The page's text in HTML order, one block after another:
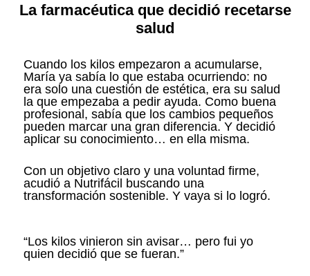
La farmacéutica que decidió recetarse
salud
Cuando los kilos empezaron a acumularse,
María ya sabía lo que estaba ocurriendo: no
era solo una cuestión de estética, era su salud
la que empezaba a pedir ayuda. Como buena
profesional, sabía que los cambios pequeños
pueden marcar una gran diferencia. Y decidió
aplicar su conocimiento… en ella misma.
Con un objetivo claro y una voluntad firme,
acudió a Nutrifácil buscando una
transformación sostenible. Y vaya si lo logró.
“Los kilos vinieron sin avisar… pero fui yo
quien decidió que se fueran.”